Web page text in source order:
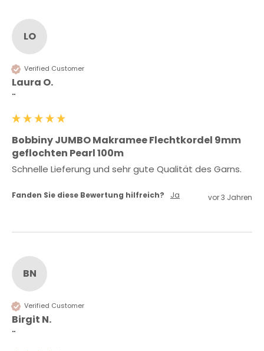
LO
Verified Customer
Laura O.
""
Bobbiny JUMBO Makramee Flechtkordel 9mm
geflochten Pearl 100m
Schnelle Lieferung und sehr gute Qualität des Garns.
Fanden Sie diese Bewertung hilfreich? Ja vor 3 Jahren
BN
Verified Customer
Birgit N.
""